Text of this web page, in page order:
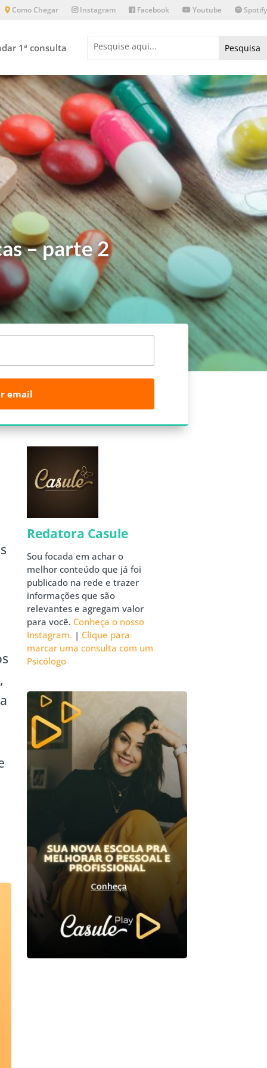
Como Chegar Instagram Facebook Youtube Spotify
1ª consulta
– parte 2
email
Redatora Casule
Sou focada em achar o
melhor conteúdo que já foi
publicado na rede e trazer
informações que são
relevantes e agregam valor
para você. Conheça o nosso
Instagram. | Clique para
marcar uma consulta com um
Psicólogo